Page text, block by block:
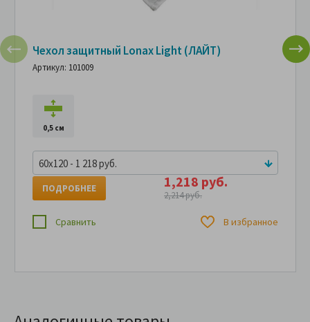
Чехол защитный Lonax Light (ЛАЙТ)
Артикул: 101009
0,5 см
60x120 - 1 218 руб.
1,218 руб.
2,214 руб.
ПОДРОБНЕЕ
Сравнить В избранное